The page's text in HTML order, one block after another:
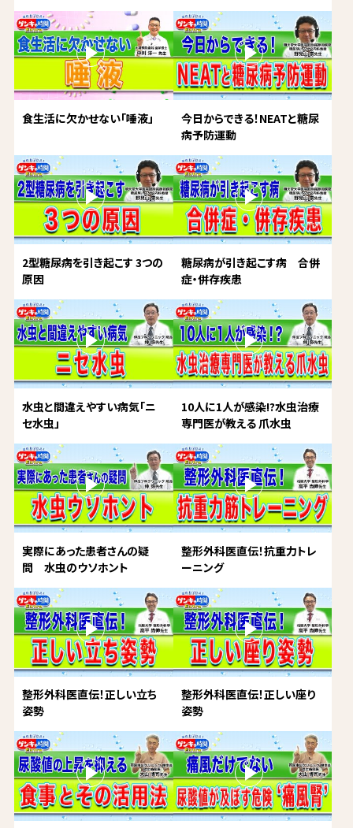
食生活に欠かせない「唾液」
今日からできる！NEATと糖尿
病予防運動
2型糖尿病を引き起こす 3つの
原因
糖尿病が引き起こす病 合併
症・併存疾患
水虫と間違えやすい病気「ニ
セ水虫」
10人に1人が感染!?水虫治療
専門医が教える 爪水虫
実際にあった患者さんの疑
問 水虫のウソホント
整形外科医直伝！抗重力トレ
ーニング
整形外科医直伝！正しい立ち
姿勢
整形外科医直伝！正しい座り
姿勢